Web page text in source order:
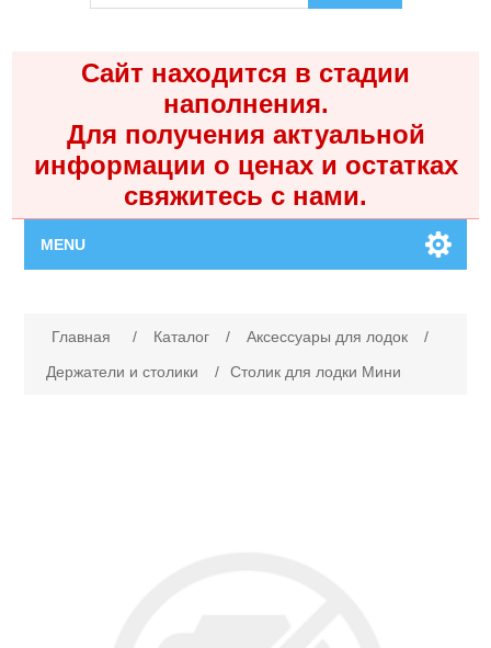
Сайт находится в стадии
наполнения.
Для получения актуальной
информации о ценах и остатках
свяжитесь с нами.
MENU
Каталог
Главная / Каталог / Аксессуары для лодок
/
Держатели и столики
/ Столик для лодки Мини